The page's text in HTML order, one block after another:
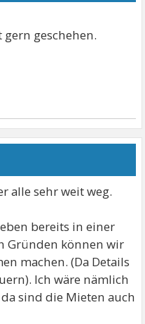
geschehen.
alle sehr weit weg.
bereits in einer
Gründen können wir
machen. (Da Details
Ich wäre nämlich
sind die Mieten auch